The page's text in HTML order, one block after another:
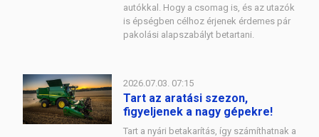
autókkal. Hogy a csomag is, és az utazók
is épségben célhoz érjenek érdemes pár
pakolási alapszabályt betartani.
2026.07.03. 07:15
Tart az aratási szezon,
figyeljenek a nagy gépekre!
Tart a nyári betakarítás, így számíthatnak a